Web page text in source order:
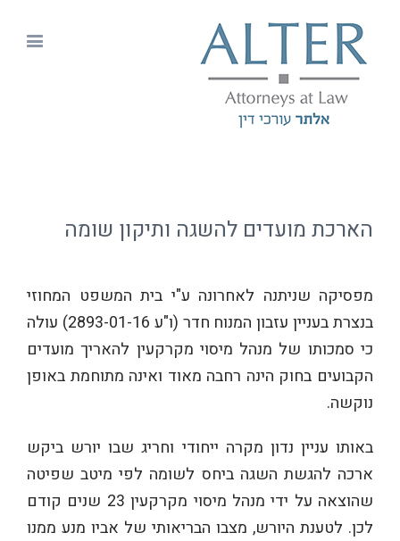
הארכת מועדים להשגה ותיקון שומה
מפסיקה שניתנה לאחרונה ע"י בית המשפט המחוזי
בנצרת בעניין עזבון המנוח חדר (ו"ע 2893-01-16) עולה
כי סמכותו של מנהל מיסוי מקרקעין להאריך מועדים
הקבועים בחוק הינה רחבה מאוד ואינה מתוחמת באופן
נוקשה.
באותו עניין נדון מקרה ייחודי וחריג שבו יורש ביקש
ארכה להגשת השגה ביחס לשומה לפי מיטב שפיטה
שהוצאה על ידי מנהל מיסוי מקרקעין 23 שנים קודם
לכן. לטענת היורש, מצבו הבריאותי של אביו מנע ממנו